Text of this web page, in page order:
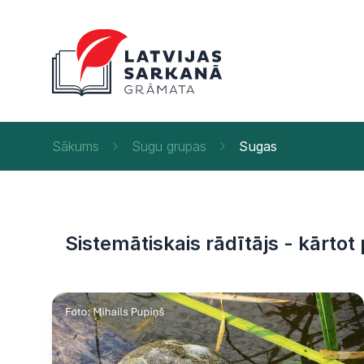
Sākums Sugu grupas Sugas
Sistemātiskais rādītājs - kārtot